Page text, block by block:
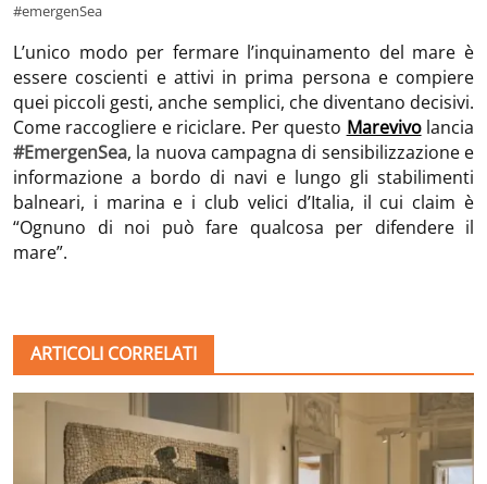
#emergenSea
L’unico modo per fermare l’inquinamento del mare è
essere coscienti e attivi in prima persona e compiere
quei piccoli gesti, anche semplici, che diventano decisivi.
Come raccogliere e riciclare. Per questo Marevivolancia
#EmergenSea, la nuova campagna di sensibilizzazione e
informazione a bordo di navi e lungo gli stabilimenti
balneari, i marina e i club velici d’Italia, il cui claim è
“Ognuno di noi può fare qualcosa per difendere il
mare”.
ARTICOLI CORRELATI